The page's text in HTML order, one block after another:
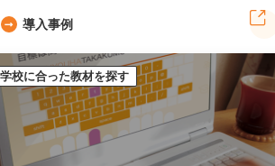
導入事例
学校に合った教材を探す